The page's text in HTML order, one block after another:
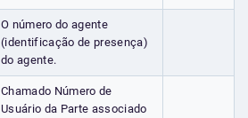
O número do agente
(identificação de presença)
do agente.
Chamado Número de
Usuário da Parte associado